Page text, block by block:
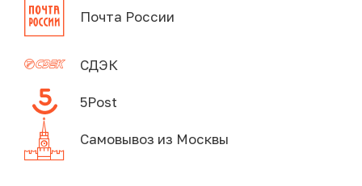
Почта России
СДЭК
5Post
Самовывоз из Москвы